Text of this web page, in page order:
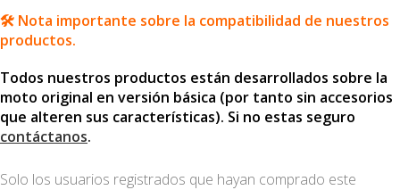
🛠️ Nota importante sobre la compatibilidad de nuestros
productos.
Todos nuestros productos están desarrollados sobre la
moto original en versión básica (por tanto sin accesorios
que alteren sus características). Si no estas seguro
contáctanos.
Solo los usuarios registrados que hayan comprado este